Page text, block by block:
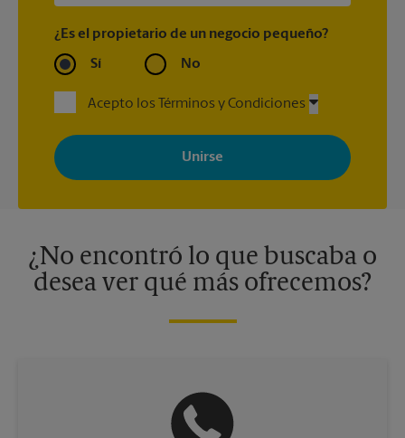
¿Es el propietario de un negocio pequeño?
Sí No
Acepto los Términos y Condiciones
Al registrarse, acepta recibir correos electrónicos de The UPS
Store con noticias, ofertas especiales, promociones y mensajes
adaptados a sus intereses. Puede darse de baja en cualquier
momento. Para más información, consulte nuestra política de
¿No encontró lo que buscaba o
desea ver qué más ofrecemos?